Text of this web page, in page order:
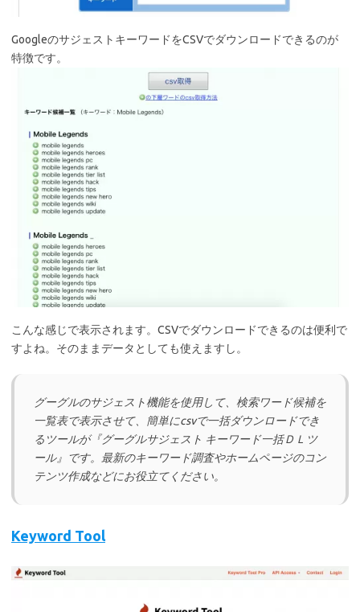
GoogleのサジェストキーワードをCSVでダウンロードできるのが
特徴です。
こんな感じで表示されます。CSVでダウンロードできるのは便利で
すよね。そのままデータとしても使えますし。
グーグルのサジェスト機能を使用して、検索ワード候補を
一覧表で表示させて、簡単にcsvで一括ダウンロードでき
るツールが『グーグルサジェスト キーワード一括ＤＬツ
ール』です。最新のキーワード調査やホームページのコン
テンツ作成などにお役立てください。
Keyword Tool